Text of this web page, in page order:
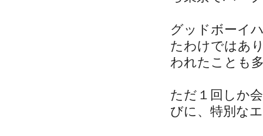
グッドボーイ
たわけではあ
われたことも
ただ１回しか
びに、特別な